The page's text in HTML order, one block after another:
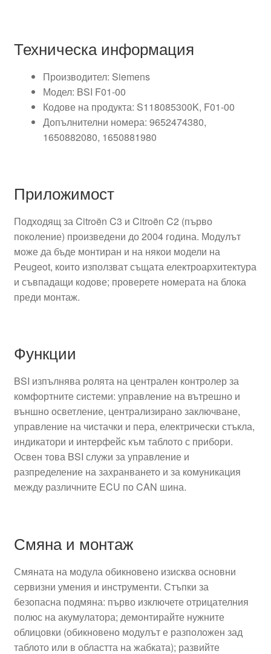
Техническа информация
Производител: Siemens
Модел: BSI F01-00
Кодове на продукта: S118085300K, F01-00
Допълнителни номера: 9652474380,
1650882080, 1650881980
Приложимост
Подходящ за Citroën C3 и Citroën C2 (първо
поколение) произведени до 2004 година. Модулът
може да бъде монтиран и на някои модели на
Peugeot, които използват същата електроархитектура
и съвпадащи кодове; проверете номерата на блока
преди монтаж.
Функции
BSI изпълнява ролята на централен контролер за
комфортните системи: управление на вътрешно и
външно осветление, централизирано заключване,
управление на чистачки и пера, електрически стъкла,
индикатори и интерфейс към таблото с прибори.
Освен това BSI служи за управление и
разпределение на захранването и за комуникация
между различните ECU по CAN шина.
Смяна и монтаж
Смяната на модула обикновено изисква основни
сервизни умения и инструменти. Стъпки за
безопасна подмяна: първо изключете отрицателния
полюс на акумулатора; демонтирайте нужните
облицовки (обикновено модулът е разположен зад
таблото или в областта на жабката); развийте